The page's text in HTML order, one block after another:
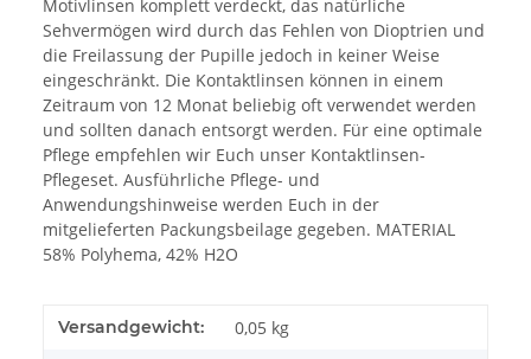
Motivlinsen komplett verdeckt, das natürliche
Sehvermögen wird durch das Fehlen von Dioptrien und
die Freilassung der Pupille jedoch in keiner Weise
eingeschränkt. Die Kontaktlinsen können in einem
Zeitraum von 12 Monat beliebig oft verwendet werden
und sollten danach entsorgt werden. Für eine optimale
Pflege empfehlen wir Euch unser Kontaktlinsen-
Pflegeset. Ausführliche Pflege- und
Anwendungshinweise werden Euch in der
mitgelieferten Packungsbeilage gegeben. MATERIAL
58% Polyhema, 42% H2O
Versandgewicht: 0,05 kg